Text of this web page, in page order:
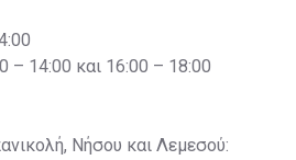
– 14:00 και 16:00 – 18:00
Νήσου και Λεμεσού: